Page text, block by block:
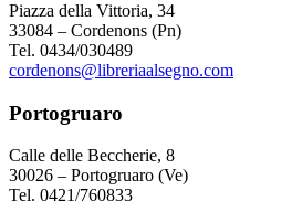
Piazza della Vittoria, 34
33084 – Cordenons (Pn)
Tel. 0434/030489
cordenons@libreriaalsegno.com
Portogruaro
Calle delle Beccherie, 8
30026 – Portogruaro (Ve)
Tel. 0421/760833